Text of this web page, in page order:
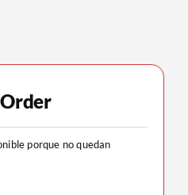
porque no quedan